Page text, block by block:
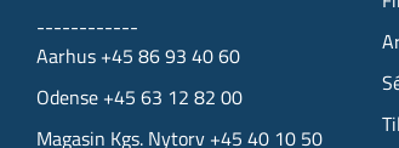
------------
Aarhus +45 86 93 40 60
Odense +45 63 12 82 00
Magasin Kgs. Nytorv +45 40 10 50